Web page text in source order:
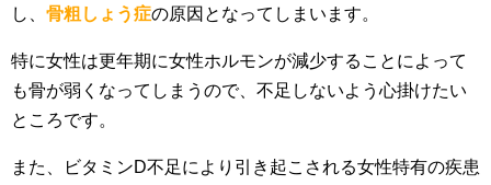
し、 骨粗しょう症の原因となってしまいます。
特に女性は更年期に女性ホルモンが減少することによって
も骨が弱くなってしまうので、不足しないよう心掛けたい
ところです。
また、ビタミンD不足により引き起こされる女性特有の疾患